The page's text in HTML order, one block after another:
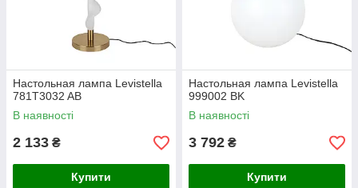
Настольная лампа Levistella
781T3032 AB
В наявності
2 133 ₴
Купити
Настольная лампа Levistella
999002 BK
В наявності
3 792 ₴
Купити